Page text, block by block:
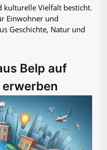
kulturelle Vielfalt besticht.
Einwohner und
Geschichte, Natur und
Belp auf